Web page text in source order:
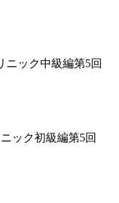
ニック中級編第5回
ック初級編第5回